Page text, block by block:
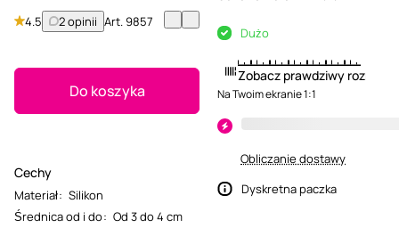
4.5 2 opinii Art.9857
Do koszyka
Cechy
Materiał: Silikon
Średnica od i do: Od 3 do 4 cm
Dużo
Zobacz prawdziwy rozmiar
Na Twoim ekranie 1:1
Obliczanie dostawy
Dyskretna paczka